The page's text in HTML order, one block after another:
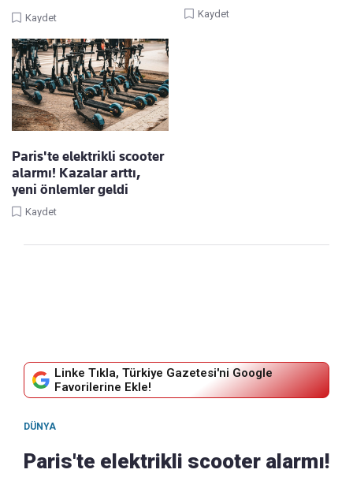
Kaydet Kaydet
Paris'te elektrikli scooter
alarmı! Kazalar arttı,
yeni önlemler geldi
Kaydet
Linke Tıkla, Türkiye Gazetesi'ni Google
Favorilerine Ekle!
DÜNYA
Paris'te elektrikli scooter alarmı!